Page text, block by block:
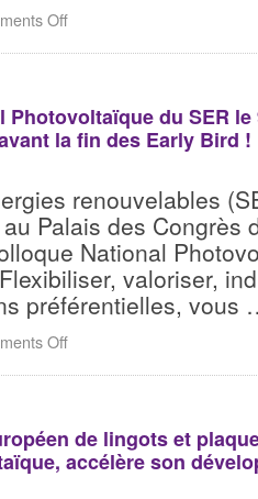
Off
Photovoltaïque du SER
la fin des Early Bird !
renouvelables
Palais des Congrès
National
valoriser,
préférentielles,
Off
de lingots et
accélère son